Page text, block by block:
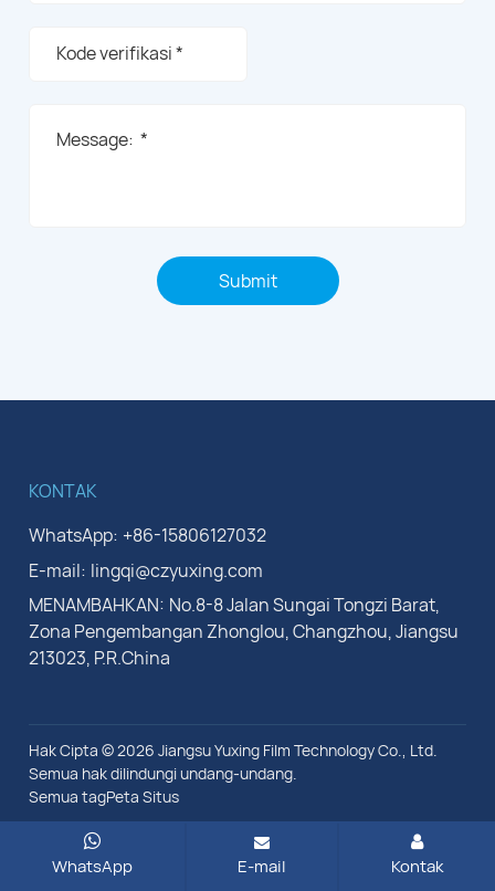
KONTAK
WhatsApp: +86-15806127032
E-mail: lingqi@czyuxing.com
MENAMBAHKAN: No.8-8 Jalan Sungai Tongzi Barat,
Zona Pengembangan Zhonglou, Changzhou, Jiangsu
213023, P.R.China
Hak Cipta © 2026 Jiangsu Yuxing Film Technology Co., Ltd.
Semua hak dilindungi undang-undang.
Semua tagPeta Situs
WhatsApp E-mail Kontak